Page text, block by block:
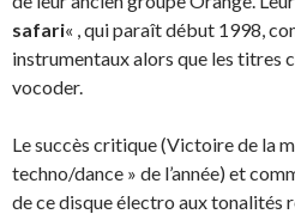
safari« , qui paraît début 1998,
instrumentaux alors que les titres
vocoder.
Le succès critique (Victoire de la
techno/dance » de l’année) et
de ce disque électro aux tonalités